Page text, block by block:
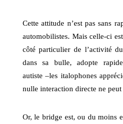
Cette attitude n’est pas sans
automobilistes. Mais celle-ci
côté particulier de l’activité
dans sa bulle, adopte
autiste –les italophones
nulle interaction directe ne
Or, le bridge est, ou du moins